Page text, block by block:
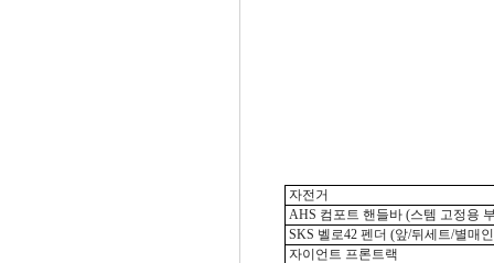
자전거
AHS 컴포트 핸들바 (스템 고정용
SKS 벨로42 펜더 (앞/뒤세트/별매
자이언트 프론트랙